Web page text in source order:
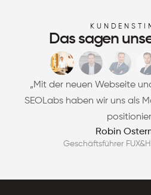
Das sagen
„Mit der neuen Webseite
SEOLabs haben wir uns als
Robin
Geschäftsführer